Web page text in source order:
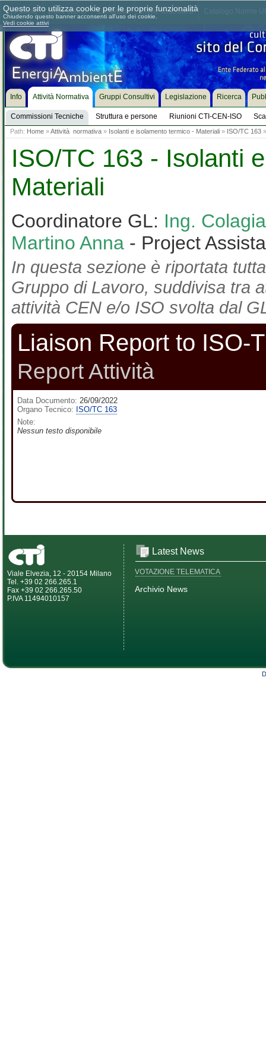
Chi siamo Dove siamo Contattaci Come associarsi
Info Attività Normativa
Commissioni Tecniche Struttura e persone Riunioni CTI-CEN-ISO
Gruppi Consultivi Legislazione Ricerca
Path: Home »Attività normativa » Isolanti e isolamento termico - Materiali » ISO/TC 163
ISO/TC 163 - Isolanti
Materiali
Coordinatore GL: Ing.
Martino Anna - Project
In questa sezione è riportata
Gruppo di Lavoro, suddivisa tra
attività CEN e/o ISO svolta dal
Liaison Report to ISO-
Report Attività
Data Documento: 26/09/2022
Organo Tecnico: ISO/TC 163
Note:
Nessun testo disponibile
Viale Elvezia, 12 - 20154 Milano
Tel. +39 02 266.265.1
Fax +39 02 266.265.50
P.IVA 11494010157
Latest News
VOTAZIONE TELEMATICA
Archivio News
Questo sito utilizza cookie per le proprie funzionalità
Chiudendo questo banner acconsenti all'uso dei cookie.
Vedi cookie attivi